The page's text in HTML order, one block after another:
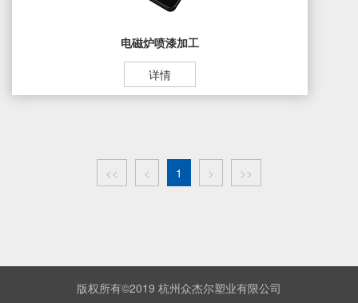
电磁炉喷漆加工
详情
<< < 1 > >>
版权所有©2019 杭州众杰尔塑业有限公司